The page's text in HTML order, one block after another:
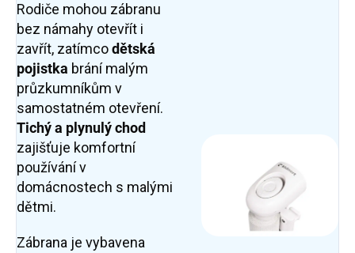
Rodiče mohou zábranu
bez námahy otevřít i
zavřít, zatímcodětská
pojistka brání malým
průzkumníkům v
samostatném otevření.
Tichý a plynulý chod
zajišťuje komfortní
používání v
domácnostech s malými
dětmi.
Zábrana je vybavena